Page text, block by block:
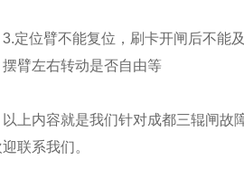
3.定位臂不能复位，刷卡开闸后不能
摆臂左右转动是否自由等
以上内容就是我们针对成都三辊闸故
联系我们。